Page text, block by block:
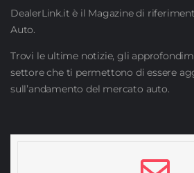
DealerLink.it è il Magazine di
Auto.
Trovi le ultime notizie, gli
settore che ti permettono di essere
sull’andamento del mercato auto.